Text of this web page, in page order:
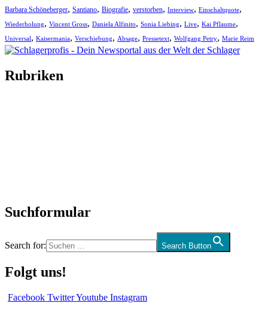
Barbara Schöneberger, Santiano, Biografie, verstorben, Interview, Einschaltquote,
Wiederholung, Vincent Gross, Daniela Alfinito, Sonia Liebing, Live, Kai Pflaume,
Universal, Kaisermania, Verschiebung, Absage, Pressetext, Wolfgang Petry, Marie Reim
Rubriken
Suchformular
Search for: Search Button
Folgt uns!
Facebook TwitterYoutube Instagram